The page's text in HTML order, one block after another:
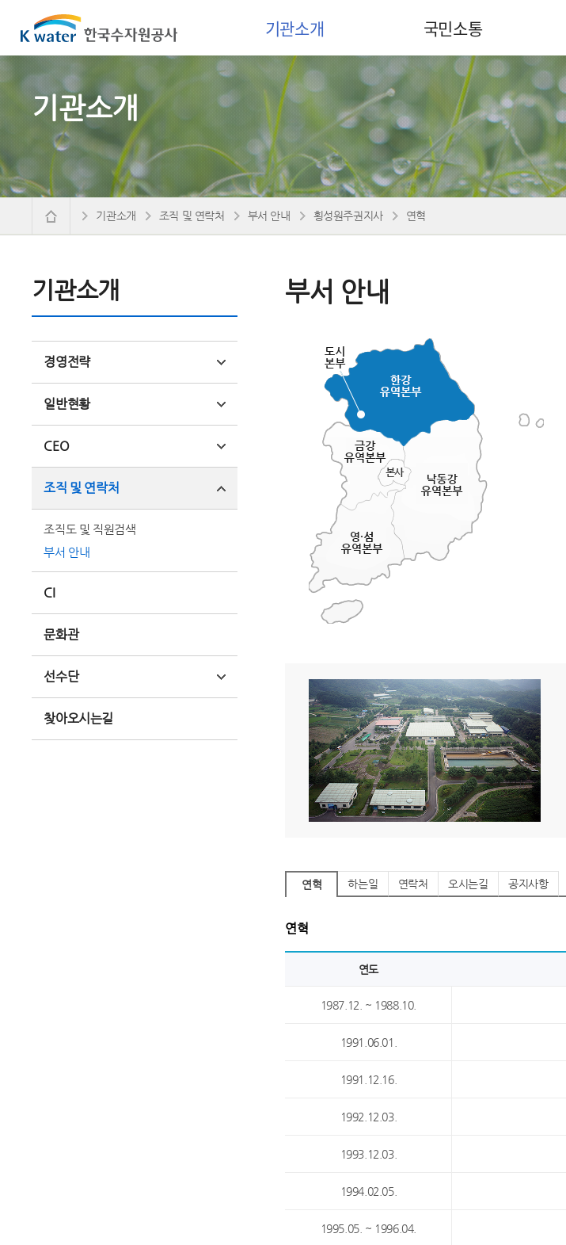
기관소개 국민소통
기관소개
기관소개
경영전략
일반현황
CEO
조직 및 연락처
조직도 및 직원검색
부서 안내
CI
문화관
선수단
찾아오시는길
기관소개 조직 및 연락처 부서 안내 횡성원주권지사 연혁
부서 안내
연혁 하는일 연락처 오시는길 공지사항
연혁
연도
1987.12. ~ 1988.10.
1991.06.01.
1991.12.16.
1992.12.03.
1993.12.03.
1994.02.05.
1995.05. ~ 1996.04.